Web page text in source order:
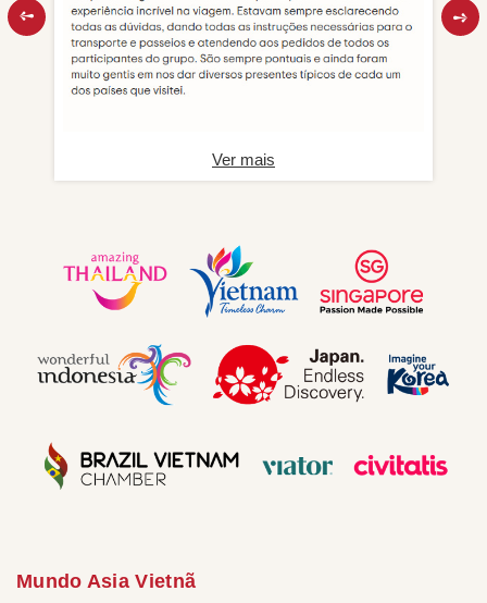
Ver mais
Mundo Asia Vietnã